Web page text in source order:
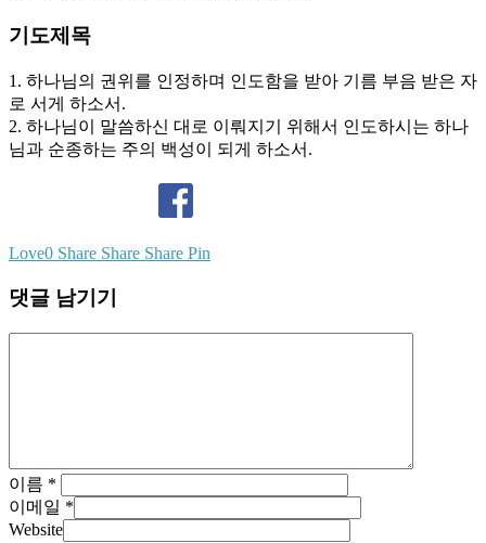
기도제목
1. 하나님의 권위를 인정하며 인도함을 받아 기름 부음 받은 자
로 서게 하소서.
2. 하나님이 말씀하신 대로 이뤄지기 위해서 인도하시는 하나
님과 순종하는 주의 백성이 되게 하소서.
Love0 Share Share Share Pin
댓글 남기기
이름 *
이메일 *
Website